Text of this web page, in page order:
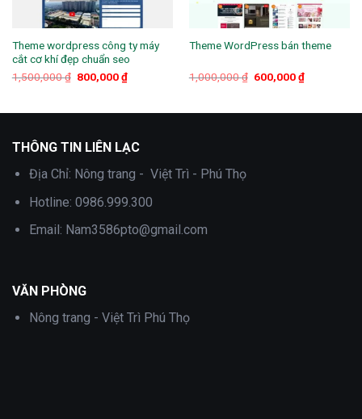
Theme wordpress công ty máy
cắt cơ khí đẹp chuẩn seo
1,500,000₫ Giá
800,000₫Giá
hiện
800,000 ₫.
Theme WordPress bán theme
1,000,000₫ Giá
600,000₫Giá
hiện
600,000 ₫.
THÔNG TIN LIÊN LẠC
Địa Chỉ: Nông trang - Việt Trì - Phú Thọ
Hotline: 0986.999.300
Email: Nam3586pto@gmail.com
VĂN PHÒNG
Nông trang - Việt Trì Phú Thọ